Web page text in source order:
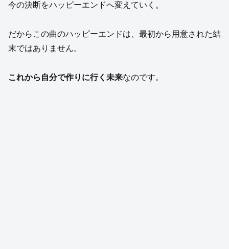
今の決断をハッピーエンドへ変えていく。
だからこの曲のハッピーエンドは、最初から用意された結
末ではありません。
これから自分で作りに行く未来なのです。